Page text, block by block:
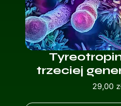
trzeciej
29,00